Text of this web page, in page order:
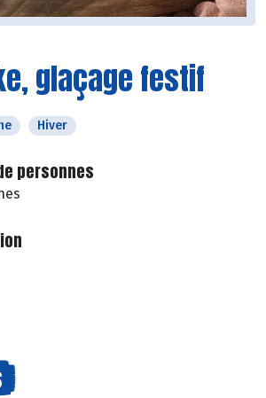
glaçage festif
Hiver
personnes